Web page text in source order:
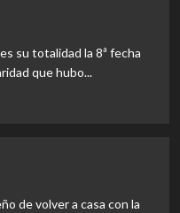
su totalidad la 8ª fecha
que hubo...
de volver a casa con la